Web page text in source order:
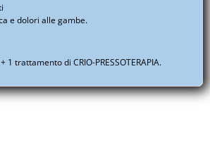
e dolori alle gambe.
1 trattamento di CRIO-PRESSOTERAPIA.